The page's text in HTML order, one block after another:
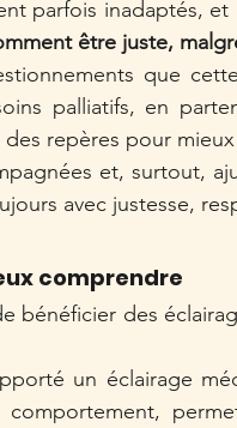
parfois inadaptés,
être juste,
que
palliatifs, en
repères pour
et, surtout,
avec justesse,
comprendre
bénéficier des
un éclairage